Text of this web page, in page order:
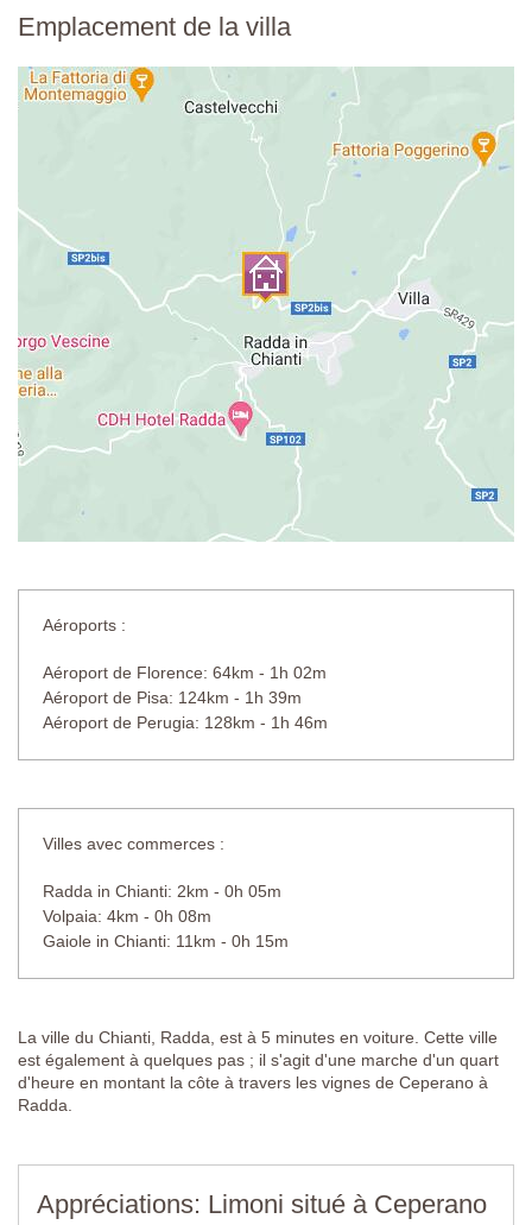
Emplacement de la villa
Aéroports :
Aéroport de Florence: 64km - 1h 02m
Aéroport de Pisa: 124km - 1h 39m
Aéroport de Perugia: 128km - 1h 46m
Villes avec commerces :
Radda in Chianti: 2km - 0h 05m
Volpaia: 4km - 0h 08m
Gaiole in Chianti: 11km - 0h 15m
La ville du Chianti, Radda, est à 5 minutes en voiture. Cette ville
est également à quelques pas ; il s'agit d'une marche d'un quart
d'heure en montant la côte à travers les vignes de Ceperano à
Radda.
Appréciations: Limoni situé à Ceperano